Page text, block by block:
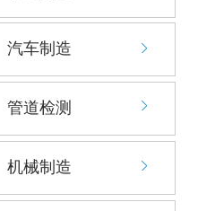
汽车制造
管道检测
机械制造